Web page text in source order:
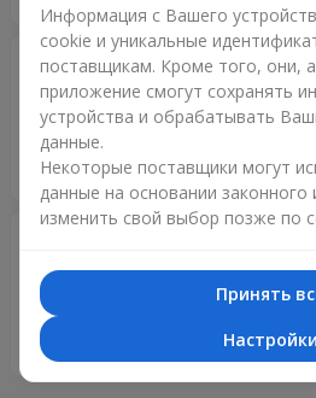
Виктор 08.03.2021
5
Доставили букетик во время,
как заказал! Жена довольна, а
Молодцы, спасибо!!!
5
Спасибо Вам Огромное, очень
Суппер! Буду к вам обращаться,
спасибо
Информация с Вашего
cookie и уникальные
поставщикам. Кроме того, они,
приложение смогут сохранять
устройства и обрабатывать
данные.
Некоторые поставщики могут
данные на основании
изменить свой выбор позже по
Принять
Настройки